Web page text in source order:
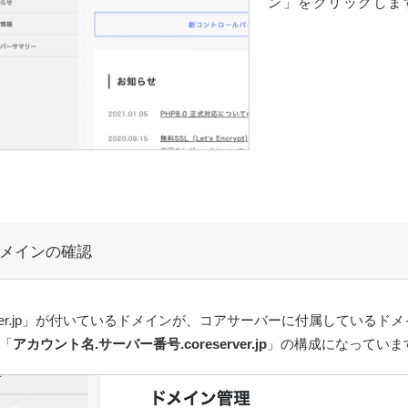
インの確認
」が付いているドメインが、コアサーバーに付属しているドメ
アカウント名.サーバー番号.coreserver.jp 」の構成になっていま